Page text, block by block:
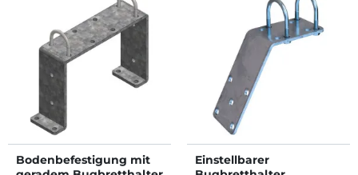
Bodenbefestigung mit
Einstellbarer